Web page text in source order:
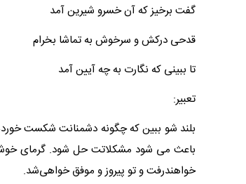
گفت برخیز که آن خسرو شیرین آمد
قدحی درکش و سرخوش به تماشا بخرام
تا ببینی که نگارت به چه آیین آمد
تعبیر:
بلند شو ببین که چگونه دشمنانت شکست
باعث می شود مشکلاتت حل شود. گرمای
خواهندرفت و تو پیروز و موفق خواهی‌شد.